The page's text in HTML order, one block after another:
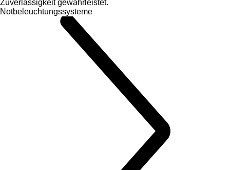
Zuverlässigkeit gewährleistet.
Notbeleuchtungssysteme